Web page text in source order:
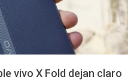
vivo X Fold dejan claro